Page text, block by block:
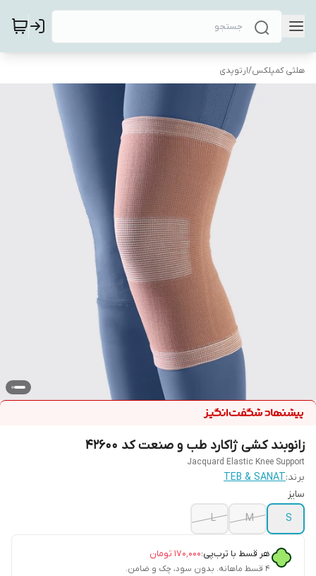
هلثی کمپلکس/ارتوپدی
زانوبند کشی ژاکارد طب و صنعت کد 42600
Jacquard Elastic Knee Support
برند:TEB & SANAT
سایز
S
M
L
هر قسط با ترب‌پی:۱۷۰٬۰۰۰ تومان
۴ قسط ماهانه. بدون سود، چک و ضامن.